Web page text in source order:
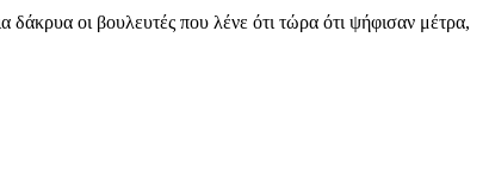
οι βουλευτές που λένε ότι τώρα ότι ψήφισαν μέτρα,